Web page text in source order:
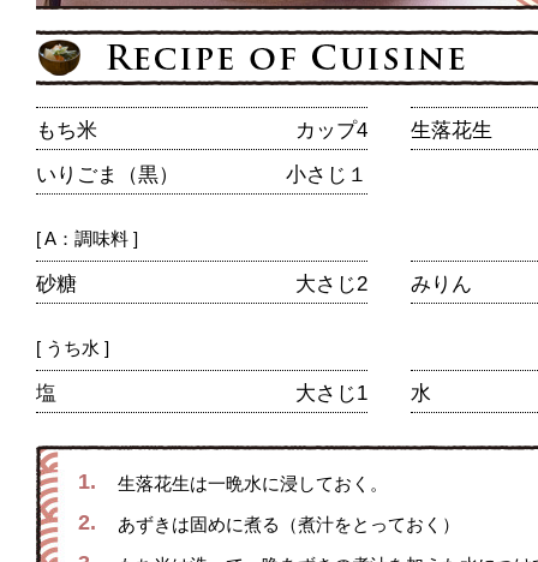
もち米 カップ4
生落花生
いりごま（黒）
小さじ１
[ A：調味料 ]
砂糖 大さじ2 みりん
[ うち水 ]
塩 大さじ1 水
1. 生落花生は一晩水に浸しておく。
2. あずきは固めに煮る（煮汁をとっておく）